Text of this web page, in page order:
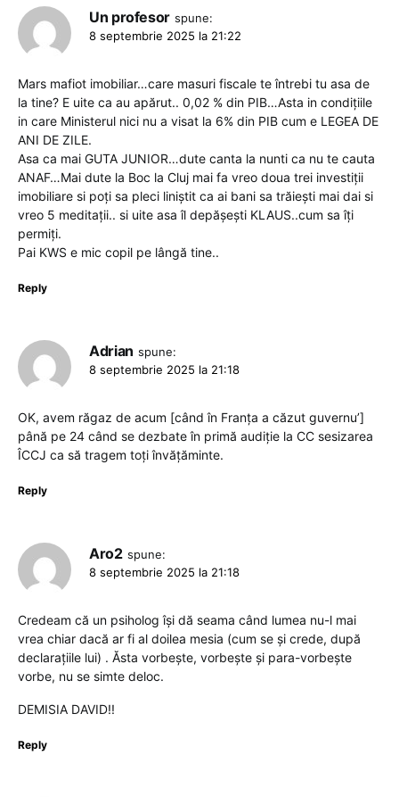
Un profesor spune:
8 septembrie 2025 la 21:22
Mars mafiot imobiliar…care masuri fiscale te întrebi tu asa de
la tine? E uite ca au apărut.. 0,02 % din PIB…Asta in condițiile
in care Ministerul nici nu a visat la 6% din PIB cum e LEGEA DE
ANI DE ZILE.
Asa ca mai GUTA JUNIOR…dute canta la nunti ca nu te cauta
ANAF…Mai dute la Boc la Cluj mai fa vreo doua trei investiții
imobiliare si poți sa pleci liniștit ca ai bani sa trăiești mai dai si
vreo 5 meditații.. si uite asa îl depășești KLAUS..cum sa îți
permiți.
Pai KWS e mic copil pe lângă tine..
Reply
Adrian spune:
8 septembrie 2025 la 21:18
OK, avem răgaz de acum [când în Franța a căzut guvernu’]
până pe 24 când se dezbate în primă audiție la CC sesizarea
ÎCCJ ca să tragem toți învățăminte.
Reply
Aro2 spune:
8 septembrie 2025 la 21:18
Credeam că un psiholog își dă seama când lumea nu-l mai
vrea chiar dacă ar fi al doilea mesia (cum se și crede, după
declarațiile lui) . Ăsta vorbește, vorbește și para-vorbește
vorbe, nu se simte deloc.
DEMISIA DAVID!!
Reply